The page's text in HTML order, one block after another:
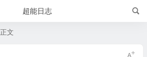
超能日志
正文